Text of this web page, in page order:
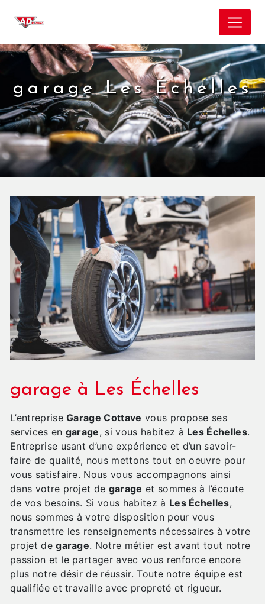
garage Les Échelles
garage à Les Échelles
L’entrepriseGarage Cottave vous propose ses
services en garage, si vous habitez à Les Échelles.
Entreprise usant d’une expérience et d’un savoir-
faire de qualité, nous mettons tout en oeuvre pour
vous satisfaire. Nous vous accompagnons ainsi
dans votre projet de garage et sommes à l’écoute
de vos besoins. Si vous habitez à Les Échelles,
nous sommes à votre disposition pour vous
transmettre les renseignements nécessaires à votre
projet degarage. Notre métier est avant tout notre
passion et le partager avec vous renforce encore
plus notre désir de réussir. Toute notre équipe est
qualifiée et travaille avec propreté et rigueur.